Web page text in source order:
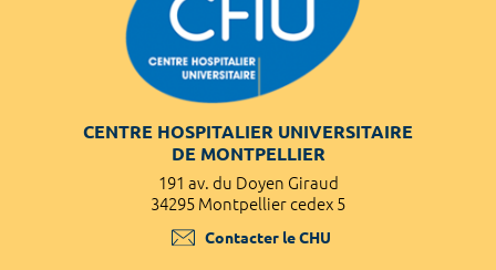
CENTRE HOSPITALIER UNIVERSITAIRE
DE MONTPELLIER
191 av. du Doyen Giraud
34295 Montpellier cedex 5
Contacter le CHU